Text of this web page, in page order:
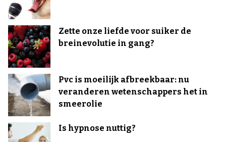
Zette onze liefde voor suiker de
breinevolutie in gang?
Pvc is moeilijk afbreekbaar: nu
veranderen wetenschappers het in
smeerolie
Is hypnose nuttig?